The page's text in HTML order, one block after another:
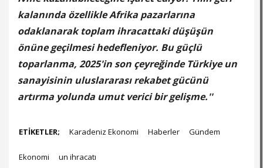
kalanında özellikle Afrika pazarlarına
odaklanarak toplam ihracattaki düşüşün
önüne geçilmesi hedefleniyor. Bu güçlü
toparlanma, 2025'in son çeyreğinde Türkiye un
sanayisinin uluslararası rekabet gücünü
artırma yolunda umut verici bir gelişme.''
ETİKETLER; Karadeniz Ekonomi Haberler Gündem
Ekonomi un ihracatı